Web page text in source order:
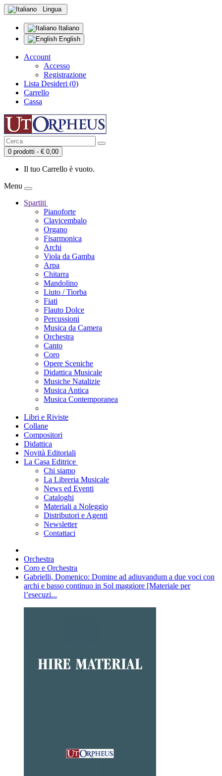
Lingua
Italiano
English
Account
Accesso
Registrazione
Lista Desideri (0)
Carrello
Cassa
0 prodotti - € 0,00
Il tuo Carrello è vuoto.
Menu
Spartiti
Pianoforte
Clavicembalo
Organo
Fisarmonica
Archi
Viola da Gamba
Arpa
Chitarra
Mandolino
Liuto / Tiorba
Fiati
Flauto Dolce
Percussioni
Musica da Camera
Orchestra
Canto
Coro
Opere Sceniche
Didattica Musicale
Musiche Natalizie
Musica Antica
Musica Contemporanea
Libri e Riviste
Collane
Compositori
Didattica
Novità Editoriali
La Casa Editrice
Chi siamo
La Libreria Musicale
News ed Eventi
Cataloghi
Materiali a Noleggio
Distributori e Agenti
Newsletter
Contattaci
Orchestra
Coro e Orchestra
Gabrielli, Domenico: Domine ad adiuvandum a due voci con
archi e basso continuo in Sol maggiore [Materiale per
l’esecuzi...